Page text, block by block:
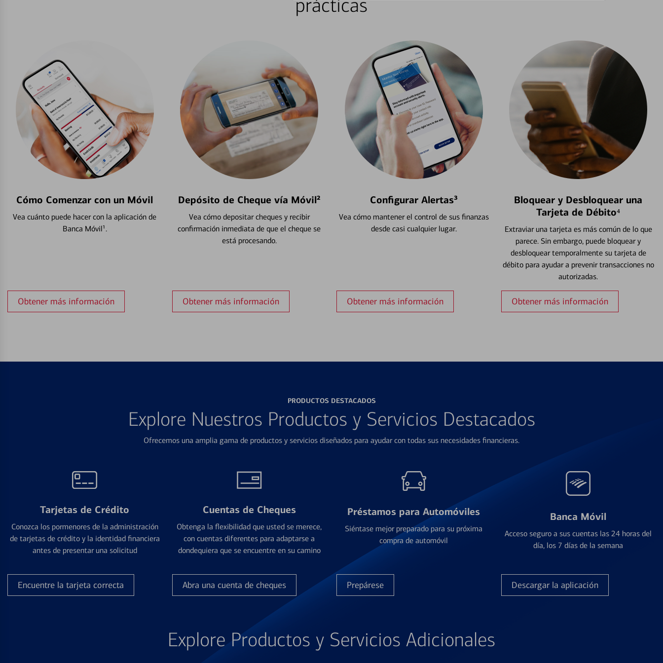
prácticas
Cómo Comenzar con un Móvil
Vea cuánto puede hacer con la aplicación de
Banca Móvil¹.
Obtener más información
Depósito de Cheque vía Móvil²
Vea cómo depositar cheques y recibir
confirmación inmediata de que el cheque se
está procesando.
Obtener más información
Configurar Alertas³
Vea cómo mantener el control de sus finanzas
desde casi cualquier lugar.
Obtener más información
Bloquear y Desbloquear una
Tarjeta de Débito⁴
Extraviar una tarjeta es más común de lo que
parece. Sin embargo, puede bloquear y
desbloquear temporalmente su tarjeta de
débito para ayudar a prevenir transacciones no
autorizadas.
Obtener más información
PRODUCTOS DESTACADOS
Explore Nuestros Productos y Servicios Destacados
Ofrecemos una amplia gama de productos y servicios diseñados para ayudar con todas sus necesidades financieras.
Tarjetas de Crédito
Conozca los pormenores de la administración
de tarjetas de crédito y la identidad financiera
antes de presentar una solicitud
Encuentre la tarjeta correcta
Cuentas de Cheques
Obtenga la flexibilidad que usted se merece,
con cuentas diferentes para adaptarse a
dondequiera que se encuentre en su camino
Abra una cuenta de cheques
Préstamos para Automóviles
Siéntase mejor preparado para su próxima
compra de automóvil
Prepárese
Banca Móvil
Acceso seguro a sus cuentas las 24 horas del
día, los 7 días de la semana
Descargar la aplicación
Explore Productos y Servicios Adicionales